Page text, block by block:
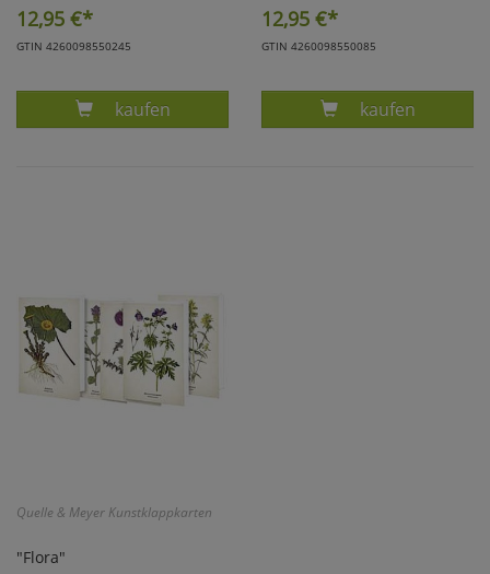
12,95 €*
GTIN 4260098550245
Produkt BRIEFPAPIER EULEN
kaufen
12,95 €*
GTIN 4260098550085
Produkt
kaufen
Quelle & Meyer Kunstklappkarten
"Flora"